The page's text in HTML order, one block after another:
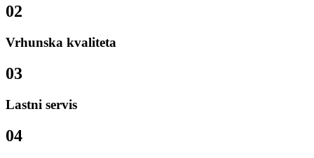
02
Vrhunska kvaliteta
03
Lastni servis
04